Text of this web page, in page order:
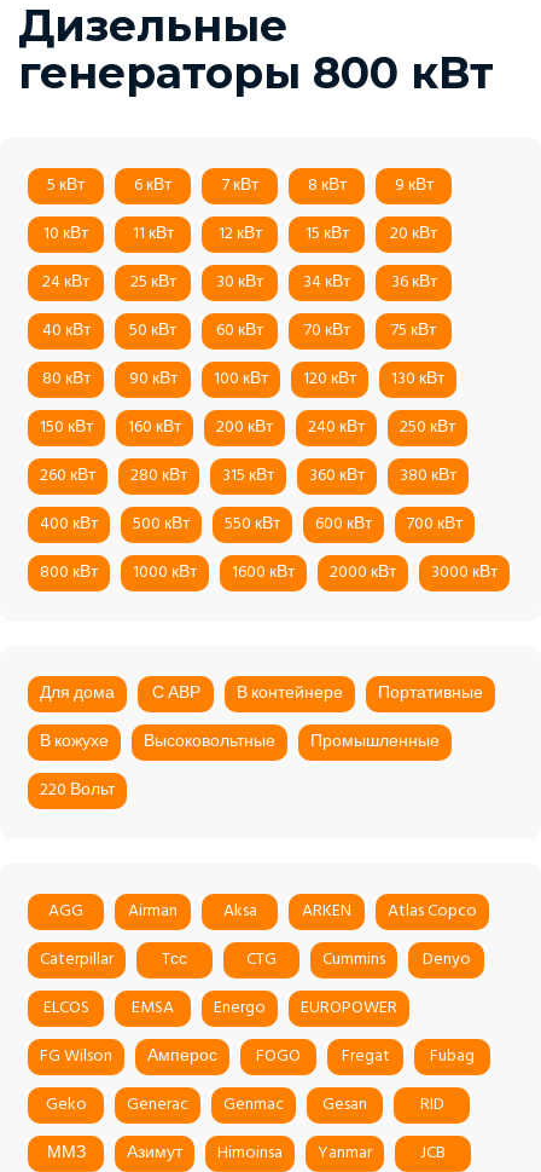
Дизельные
генераторы 800 кВт
5 кВт 6 кВт 7 кВт 8 кВт
9 кВт
10 кВт
11 кВт 12 кВт 15 кВт
20 кВт
24 кВт
25 кВт 30 кВт 34 кВт
36 кВт
40 кВт
50 кВт 60 кВт 70 кВт
75 кВт
80 кВт
90 кВт 100 кВт 120 кВт
130 кВт
150 кВт
160 кВт 200 кВт 240 кВт
250 кВт
260 кВт
280 кВт 315 кВт 360 кВт
380 кВт
400 кВт
500 кВт 550 кВт 600 кВт
700 кВт
800 кВт
1000 кВт 1600 кВт 2000 кВт 3000 кВт
Для дома С АВР В контейнере
Портативные
В кожухе
Высоковольтные
Промышленные
220 Вольт
AGG Airman Aksa ARKEN
Atlas Copco
Caterpillar
Tсс CTG Cummins
Denyo
ELCOS
EMSA Energo
EUROPOWER
FG Wilson
Амперос FOGO Fregat
Fubag
Geko
Generac Genmac Gesan
RID
ММЗ
Азимут Himoinsa Yanmar
JCB